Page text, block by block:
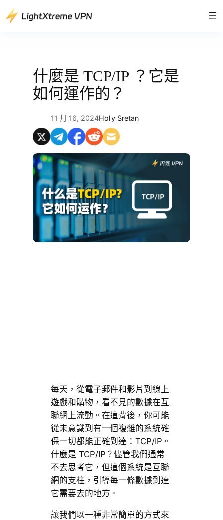
至
什麼是 TCP/IP ？它是
如何運作的？
11 月 16, 2024Holly Sretan
每天，從電子郵件和影片到線上
遊戲和購物，看不見的數據在互
聯網上流動。在這背後，你可能
從未意識到有一個複雜的系統確
保一切都能正確到達：TCP/IP。
什麼是 TCP/IP？儘管我們通常
不去思考它，但這個系統是互聯
網的支柱，引導每一條數據到達
它需要去的地方。
讓我們以一種非常簡單的方式來